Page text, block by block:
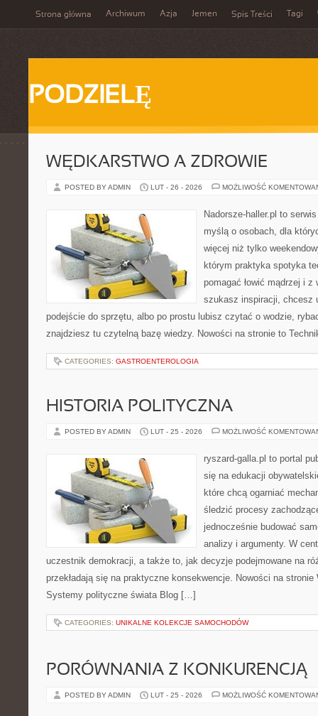
Strona główna Archiwum Azja Jemen Spis Treści Tagi
PODZIELĘ
WĘDKARSTWO A ZDROWIE
POSTED BY ADMIN LUT - 26 - 2026 MOŻLIWOŚĆ
Nadorsze-haller.pl to
myślą o osobach, dla
więcej niż tylko
którym praktyka spotyka
pomagać łowić mądrzej i
szukasz inspiracji, chcesz
podejście do sprzętu, albo po prostu lubisz czytać o wodzie,
znajdziesz tu czytelną bazę wiedzy. Nowości na stronie to
CATEGORIES: GASTROENTEROLOGIA
HISTORIA POLITYCZNA
POSTED BY ADMIN LUT - 25 - 2026 MOŻLIWOŚĆ
ryszard-galla.pl to portal
się na edukacji
które chcą ogarniać
śledzić procesy
jednocześnie budować
analizy i argumenty. W
uczestnik demokracji, a także to, jak decyzje podejmowane na
przekładają się na praktyczne konsekwencje. Nowości na stronie
Systemy polityczne świata Blog […]
CATEGORIES: UNIKALNE KOLEKCJE SAMOCHODÓW
PORÓWNANIA Z KONKURENCJĄ
POSTED BY ADMIN LUT - 25 - 2026 MOŻLIWOŚĆ